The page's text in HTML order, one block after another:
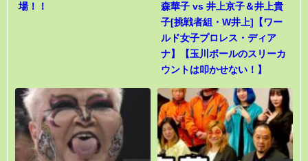
場！！
森華子 vs 井上京子＆井上貴
子[挑戦者組・W井上]【ワー
ルド女子プロレス・ディア
ナ】【玉川ボールのスリーカ
ウントは叩かせない！】